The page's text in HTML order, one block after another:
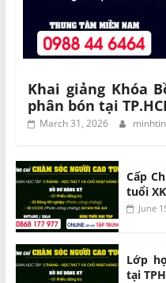
Khai giảng Khóa
phân bón tại
March 31, 2026 minhtin
Cấp
tuổi
June
Lớp
tại